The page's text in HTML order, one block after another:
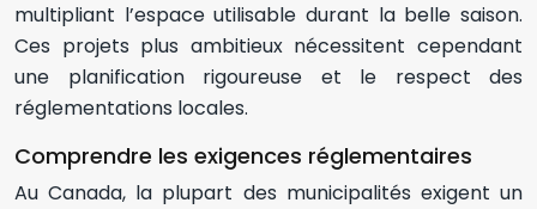
multipliant l’espace utilisable durant la belle saison.
Ces projets plus ambitieux nécessitent cependant
une planification rigoureuse et le respect des
réglementations locales.
Comprendre les exigences réglementaires
Au Canada, la plupart des municipalités exigent un